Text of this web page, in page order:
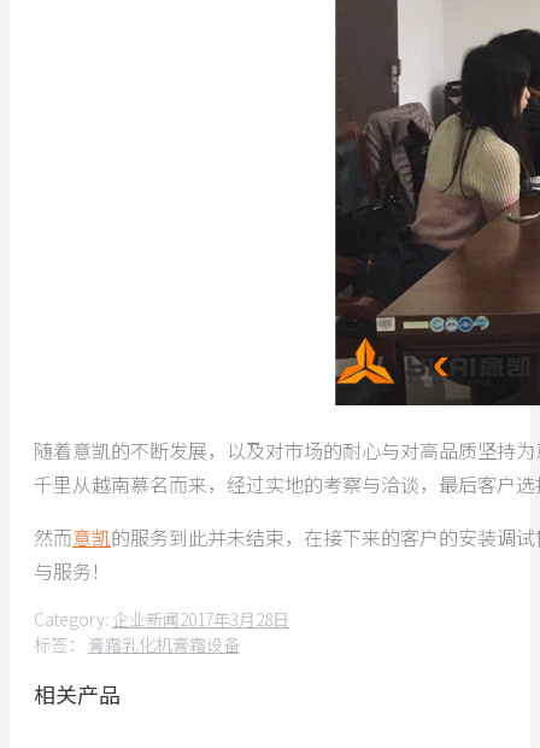
随着意凯的不断发展，以及对市场的耐心与对高品质坚持
千里从越南慕名而来，经过实地的考察与洽谈，最后客户
然而意凯的服务到此并未结束，在接下来的客户的安装调
与服务！
Category: 企业新闻2017年3月28日
标签： 膏霜乳化机膏霜设备
相关产品